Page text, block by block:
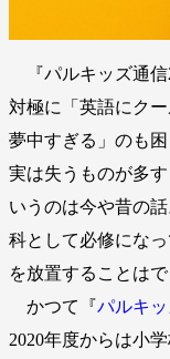
『パルキッズ通信
対極に「英語にク
夢中すぎる」のも
実は失うものが多
いうのは今や昔の
科として必修にな
を放置することはで
かつて『パルキ
2020年度からは小